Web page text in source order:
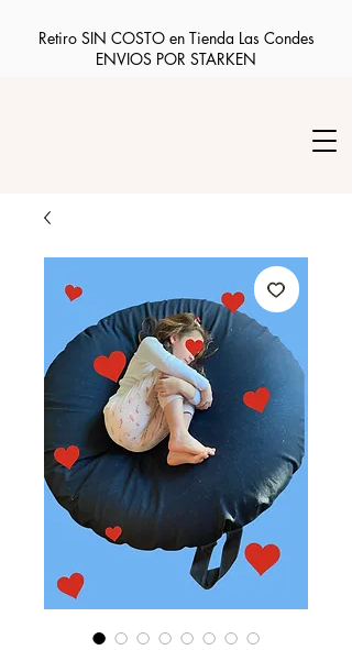
Retiro SIN COSTO en Tienda Las Condes
ENVIOS POR STARKEN